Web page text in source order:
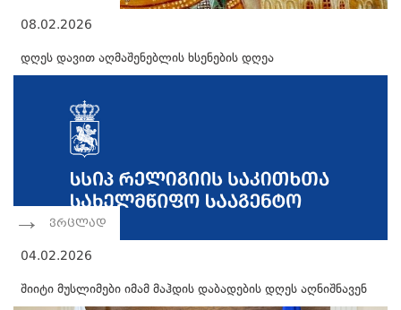
08.02.2026
დღეს დავით აღმაშენებლის ხსენების დღეა
ვრცლად
04.02.2026
შიიტი მუსლიმები იმამ მაჰდის დაბადების დღეს აღნიშნავენ